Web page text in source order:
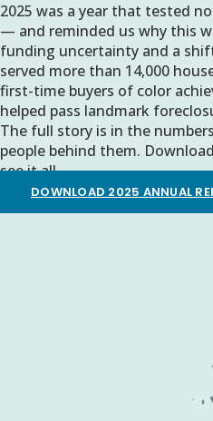
2025 was a year that tested
— and reminded us why this
funding uncertainty and a
served more than 14,000
first-time buyers of color
helped pass landmark
The full story is in the
people behind them.
see it all.
DOWNLOAD 2025 ANNUAL